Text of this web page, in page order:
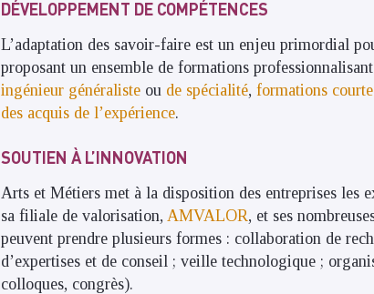
DÉVELOPPEMENT DE COMPÉTENCES
L’adaptation des savoir-faire est un enjeu primordial
proposant un ensemble de formations
ingénieur généraliste ou de spécialité, formations
des acquis de l’expérience.
SOUTIEN À L’INNOVATION
Arts et Métiers met à la disposition des entreprises les
sa filiale de valorisation, AMVALOR, et ses
peuvent prendre plusieurs formes : collaboration de
d’expertises et de conseil ; veille technologique ;
colloques, congrès).